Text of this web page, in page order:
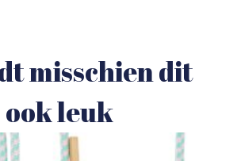
misschien dit
ook leuk